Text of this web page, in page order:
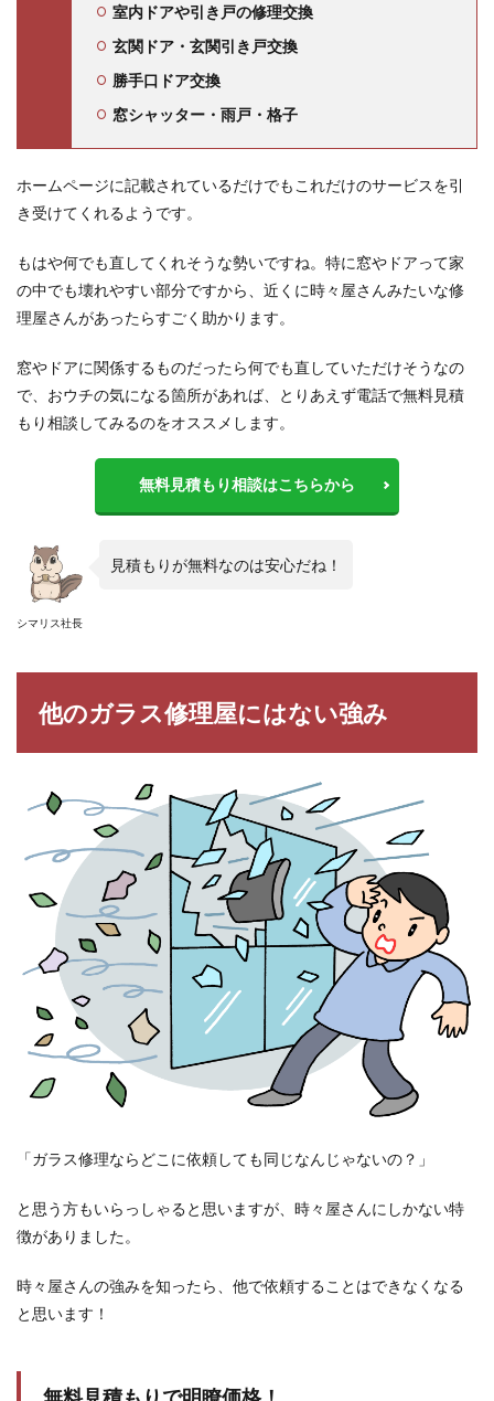
室内ドアや引き戸の修理交換
玄関ドア・玄関引き戸交換
勝手口ドア交換
窓シャッター・雨戸・格子
ホームページに記載されているだけでもこれだけのサービスを引
き受けてくれるようです。
もはや何でも直してくれそうな勢いですね。特に窓やドアって家
の中でも壊れやすい部分ですから、近くに時々屋さんみたいな修
理屋さんがあったらすごく助かります。
窓やドアに関係するものだったら何でも直していただけそうなの
で、おウチの気になる箇所があれば、とりあえず電話で無料見積
もり相談してみるのをオススメします。
無料見積もり相談はこちらから
シマリス社長
見積もりが無料なのは安心だね！
他のガラス修理屋にはない強み
「ガラス修理ならどこに依頼しても同じなんじゃないの？」
と思う方もいらっしゃると思いますが、時々屋さんにしかない特
徴がありました。
時々屋さんの強みを知ったら、他で依頼することはできなくなる
と思います！